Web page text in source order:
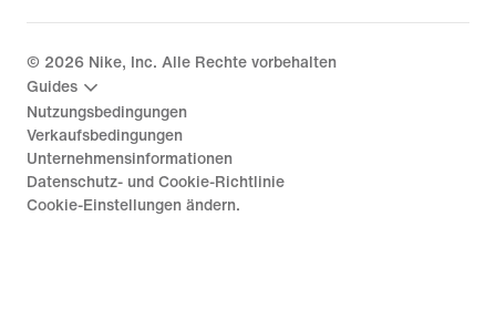
© 2026 Nike, Inc. Alle Rechte vorbehalten
Guides
Nutzungsbedingungen
Verkaufsbedingungen
Unternehmensinformationen
Datenschutz- und Cookie-Richtlinie
Cookie-Einstellungen ändern.